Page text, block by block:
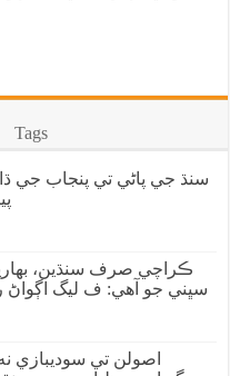
Tags
سنڌ جي پاڻي تي پنجاب جي
ڪراچي صرف سنڌين،
سڀني جو آهي: ف ليگ اڳواڻ